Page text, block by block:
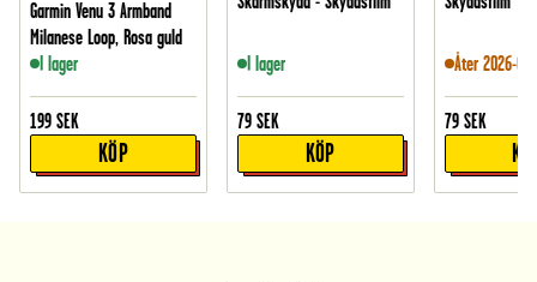
Garmin Venu 3 Armband
Milanese Loop, Rosa guld
I lager
199 SEK
KÖP
I lager
79 SEK
KÖP
Åter 2026-
79 SEK